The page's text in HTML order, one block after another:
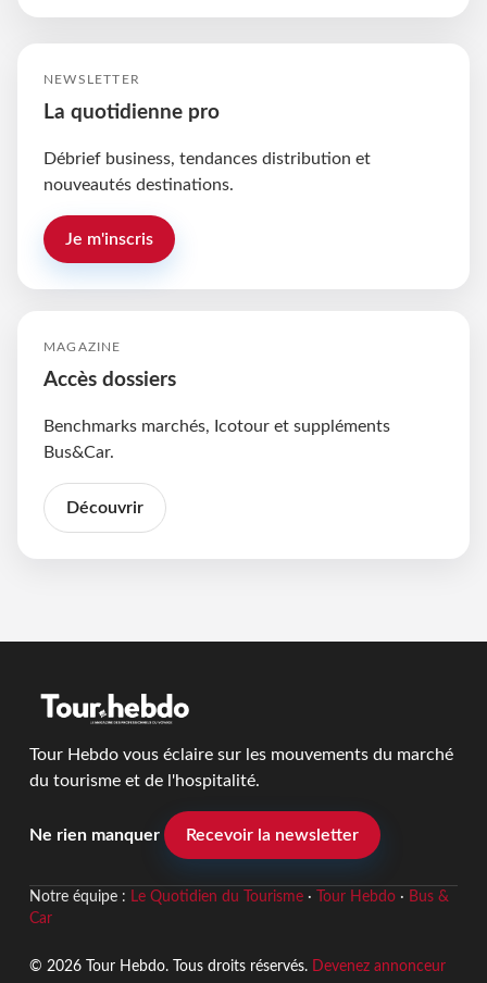
NEWSLETTER
La quotidienne pro
Débrief business, tendances distribution et
nouveautés destinations.
Je m'inscris
MAGAZINE
Accès dossiers
Benchmarks marchés, Icotour et suppléments
Bus&Car.
Découvrir
Tour Hebdo vous éclaire sur les mouvements du marché
du tourisme et de l'hospitalité.
Ne rien manquer Recevoir la newsletter
Notre équipe : Le Quotidien du Tourisme· Tour Hebdo· Bus &
Car
© 2026 Tour Hebdo. Tous droits réservés. Devenez annonceur